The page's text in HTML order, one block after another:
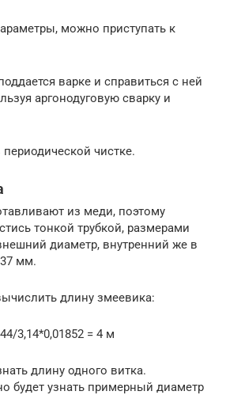
можно приступать к
варке и справиться с ней
аргонодуговую сварку и
чистке.
из меди, поэтому
тонкой трубкой, размерами
диаметр, внутренний же в
мм.
длину змеевика:
3,14*0,01852 = 4 м
длину одного витка.
будет узнать примерный диаметр